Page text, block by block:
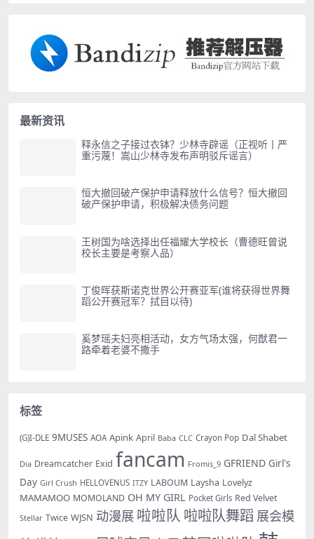
最新资讯
释永信之子接过衣钵？少林寺辟谣（正视听丨严
重污蔑！嵩山少林寺发布声明驳斥谣言）
恒大撤回破产保护申请释放什么信号？恒大撤回
破产保护申请，积极解决债务问题
王树国为啥选择出任福耀大学校长（曹德旺曾说
校长主要是考察人品）
丁俊晖获斯诺克世界公开赛亚军(谁将获得世界舞
蹈公开赛冠军？拭目以待)
奚梦瑶夫妇亮相活动，女方气场太强，何猷君一
路牵着老婆不撒手
标签
(G)I-DLE 9MUSES AOA Apink April Baba CLC Crayon Pop Dal Shabet
Dia Dreamcatcher Exid fancam Fromis_9 GFRIEND Girl's
Day Girl Crush HELLOVENUS ITZY LABOUM Laysha Lovelyz
MAMAMOO MOMOLAND OH MY GIRL Pocket Girls Red Velvet
Stellar Twice WJSN 动漫展 啦啦队 啦啦队舞蹈 展会模